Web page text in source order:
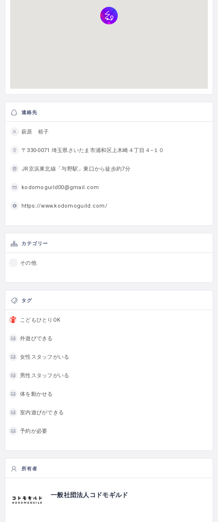
連絡先
萩原 裕子
〒330-0071 埼玉県さいたま市浦和区上木崎４丁目４−１０
JR京浜東北線「与野駅」東口から徒歩約7分
kodomoguild00@gmail.com
https://www.kodomoguild.com/
カテゴリー
その他
タグ
こどもひとりOK
外遊びできる
女性スタッフがいる
男性スタッフがいる
体を動かせる
室内遊びができる
予約が必要
所有者
一般社団法人コドモギルド